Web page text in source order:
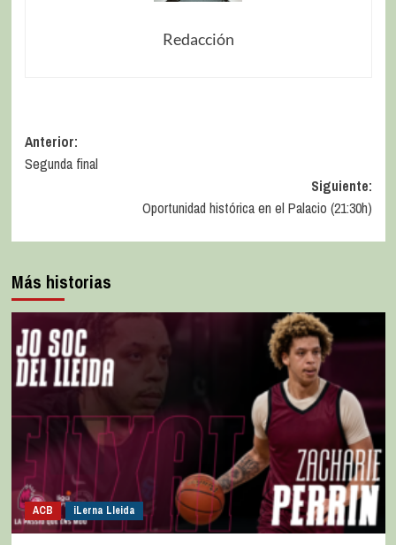
Redacción
Anterior:
Segunda final
Siguiente:
Oportunidad histórica en el Palacio (21:30h)
Más historias
ACB iLerna Lleida